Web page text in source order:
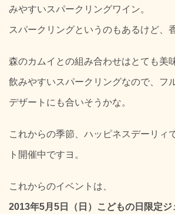
みやすいスパークリングワイン。
スパークリングというのもあるけど、
森のカムイとの組み合わせはとても美
飲みやすいスパークリングなので、フ
デザートにも合いそうかな。
これからの季節、ハッピネスデーリィ
ト開催中ですヨ。
これからのイベントは、
2013年5月5日（日）こどもの日限定ジ